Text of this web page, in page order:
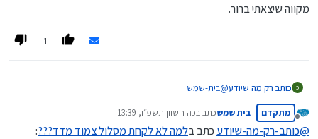
מקווה שיצאתי ברור.
1
כ כותב רק מה שיודע@בית-שמש
שחייב להיות קבוע בק"צ למרות שייצא שביחד עם המדד
הריבית תהיה גבוהה בכאחוז יותר מהקל"צ וכן שהקרן עצמה
מנותק
מתקדם בית שמשכתב בכה חשוון תשפ״ו, 13:39
נערך לאחרונה על ידי
@כותב-רק-מה-שיודעכתב בלמה לא לקחת מסלול צמוד מדד???: